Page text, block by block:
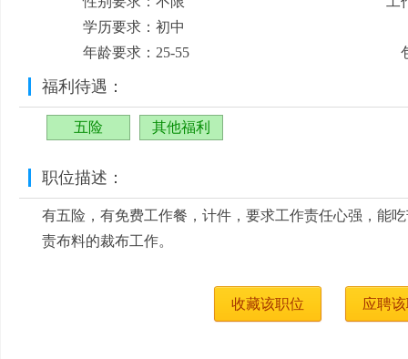
学历要求：初中
年龄要求：25-55
福利待遇：
五险 其他福利
职位描述：
有五险，有免费工作餐，计件，要求工作责任心强，能
责布料的裁布工作。
收藏该职位 应聘